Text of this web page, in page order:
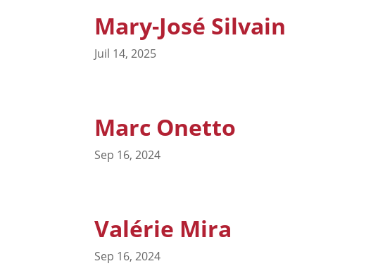
Mary-José Silvain
Juil 14, 2025
Marc Onetto
Sep 16, 2024
Valérie Mira
Sep 16, 2024